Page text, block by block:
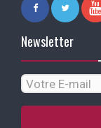
Newsletter